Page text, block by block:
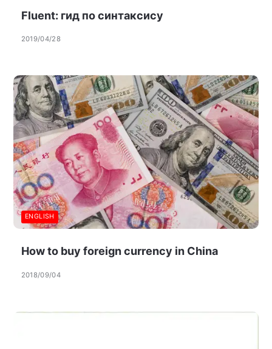
Fluent: гид по синтаксису
2019/04/28
How to buy foreign currency in China
2018/09/04
ENGLISH